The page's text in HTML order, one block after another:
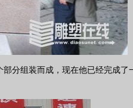
分组装而成，现在他已经完成了